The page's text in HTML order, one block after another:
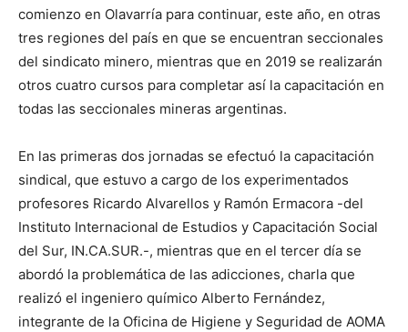
comienzo en Olavarría para continuar, este año, en otras
tres regiones del país en que se encuentran seccionales
del sindicato minero, mientras que en 2019 se realizarán
otros cuatro cursos para completar así la capacitación en
todas las seccionales mineras argentinas.
En las primeras dos jornadas se efectuó la capacitación
sindical, que estuvo a cargo de los experimentados
profesores Ricardo Alvarellos y Ramón Ermacora -del
Instituto Internacional de Estudios y Capacitación Social
del Sur, IN.CA.SUR.-, mientras que en el tercer día se
abordó la problemática de las adicciones, charla que
realizó el ingeniero químico Alberto Fernández,
integrante de la Oficina de Higiene y Seguridad de AOMA